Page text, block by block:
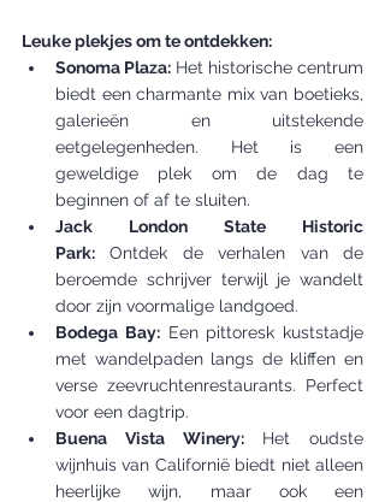
Leuke plekjes om te ontdekken:
Sonoma Plaza: Het historische centrum
biedt een charmante mix van boetieks,
galerieën en uitstekende
eetgelegenheden. Het is een
geweldige plek om de dag te
beginnen of af te sluiten.
Jack London State Historic
Park: Ontdek de verhalen van de
beroemde schrijver terwijl je wandelt
door zijn voormalige landgoed.
Bodega Bay: Een pittoresk kuststadje
met wandelpaden langs de kliffen en
verse zeevruchtenrestaurants. Perfect
voor een dagtrip.
Buena Vista Winery: Het oudste
wijnhuis van Californië biedt niet alleen
heerlijke wijn, maar ook een